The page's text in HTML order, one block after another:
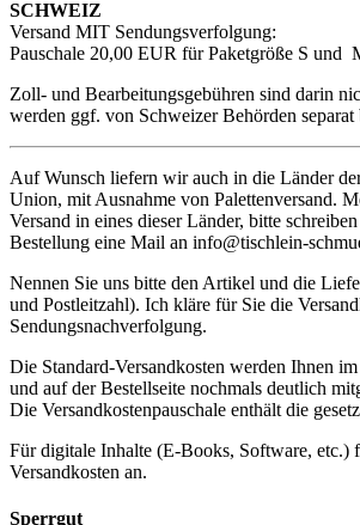
SCHWEIZ
Versand MIT Sendungsverfolgung:
Pauschale 20,00 EUR für Paketgröße S und
Zoll- und Bearbeitungsgebühren sind darin
werden ggf. von Schweizer Behörden separat
Auf Wunsch liefern wir auch in die Länder
Union, mit Ausnahme von Palettenversand.
Versand in eines dieser Länder, bitte
Bestellung eine Mail an info@tischlein-
Nennen Sie uns bitte den Artikel und die
und Postleitzahl). Ich kläre für Sie die
Sendungsnachverfolgung.
Die Standard-Versandkosten werden Ihnen
und auf der Bestellseite nochmals deutlich
Die Versandkostenpauschale enthält die
Für digitale Inhalte (E-Books, Software, etc.)
Versandkosten an.
Sperrgut